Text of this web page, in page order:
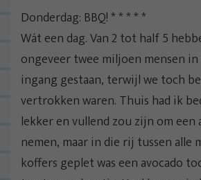
Donderdag: BBQ! * * * * *
Wát een dag. Van 2 tot half 5
ongeveer twee miljoen mensen
ingang gestaan, terwijl we toch
vertrokken waren. Thuis had ik
lekker en vullend zou zijn om een
nemen, maar in die rij tussen alle
koffers geplet was een avocado